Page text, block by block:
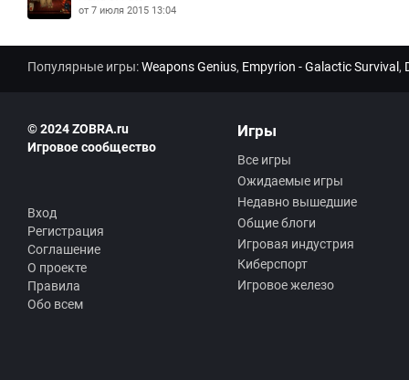
от 7 июля 2015 13:04
Популярные игры:Weapons Genius, Empyrion - Galactic Survival ,
© 2024 ZOBRA.ru
Игровое сообщество
Вход
Регистрация
Соглашение
О проекте
Правила
Обо всем
Игры
Все игры
Ожидаемые игры
Недавно вышедшие
Общие блоги
Игровая индустрия
Киберспорт
Игровое железо